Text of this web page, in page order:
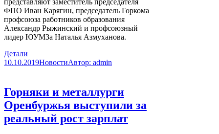
представляют заместитель председателя
ФПО Иван Карягин, ‌председатель Горкома
профсоюза работников образования
Александр Рыжинский и профсоюзный
лидер ЮУМЗа Наталья Азмуханова.
Детали
10.10.2019НовостиАвтор: admin
Горняки и металлурги
Оренбуржья выступили за
реальный рост зарплат